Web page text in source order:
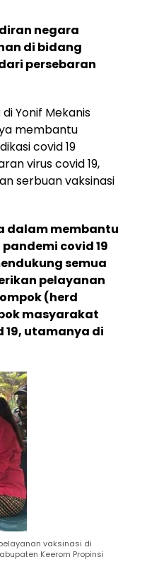
negara
di bidang
persebaran
Yonif Mekanis
membantu
covid 19
virus covid 19,
serbuan vaksinasi
dalam membantu
covid 19
semua
pelayanan
(herd
masyarakat
utamanya di
vaksinasi di
Keerom Propinsi